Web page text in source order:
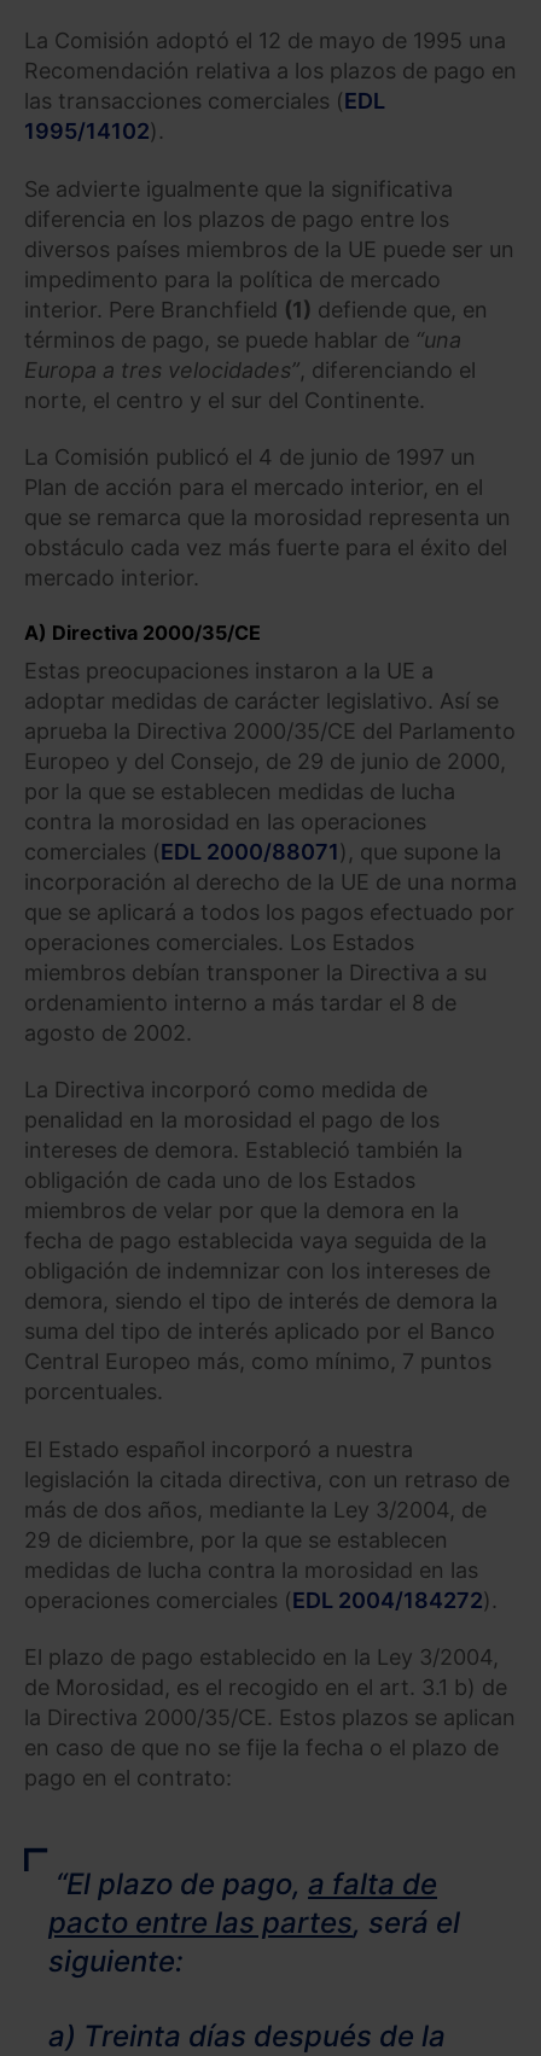
La Comisión adoptó el 12 de mayo de 1995 una
Recomendación relativa a los plazos de pago en
las transacciones comerciales (EDL
1995/14102).
Se advierte igualmente que la significativa
diferencia en los plazos de pago entre los
diversos países miembros de la UE puede ser un
impedimento para la política de mercado
interior. Pere Branchfield (1) defiende que, en
términos de pago, se puede hablar de “una
Europa a tres velocidades”, diferenciando el
norte, el centro y el sur del Continente.
La Comisión publicó el 4 de junio de 1997 un
Plan de acción para el mercado interior, en el
que se remarca que la morosidad representa un
obstáculo cada vez más fuerte para el éxito del
mercado interior.
A) Directiva 2000/35/CE
Estas preocupaciones instaron a la UE a
adoptar medidas de carácter legislativo. Así se
aprueba la Directiva 2000/35/CE del Parlamento
Europeo y del Consejo, de 29 de junio de 2000,
por la que se establecen medidas de lucha
contra la morosidad en las operaciones
comerciales (EDL 2000/88071), que supone la
incorporación al derecho de la UE de una norma
que se aplicará a todos los pagos efectuado por
operaciones comerciales. Los Estados
miembros debían transponer la Directiva a su
ordenamiento interno a más tardar el 8 de
agosto de 2002.
La Directiva incorporó como medida de
penalidad en la morosidad el pago de los
intereses de demora. Estableció también la
obligación de cada uno de los Estados
miembros de velar por que la demora en la
fecha de pago establecida vaya seguida de la
obligación de indemnizar con los intereses de
demora, siendo el tipo de interés de demora la
suma del tipo de interés aplicado por el Banco
Central Europeo más, como mínimo, 7 puntos
porcentuales.
El Estado español incorporó a nuestra
legislación la citada directiva, con un retraso de
más de dos años, mediante la Ley 3/2004, de
29 de diciembre, por la que se establecen
medidas de lucha contra la morosidad en las
operaciones comerciales (EDL 2004/184272).
El plazo de pago establecido en la Ley 3/2004,
de Morosidad, es el recogido en el art. 3.1 b) de
la Directiva 2000/35/CE. Estos plazos se aplican
en caso de que no se fije la fecha o el plazo de
pago en el contrato:
“El plazo de pago, a falta de
pacto entre las partes, será el
siguiente:
a) Treinta días después de la